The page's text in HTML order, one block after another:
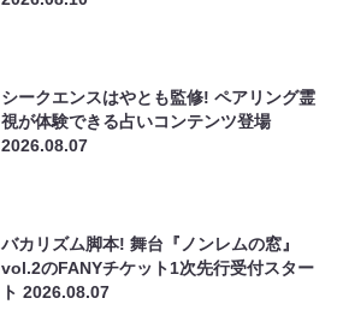
シークエンスはやとも監修! ペアリング霊
視が体験できる占いコンテンツ登場
2026.08.07
バカリズム脚本! 舞台『ノンレムの窓』
vol.2のFANYチケット1次先行受付スター
ト2026.08.07